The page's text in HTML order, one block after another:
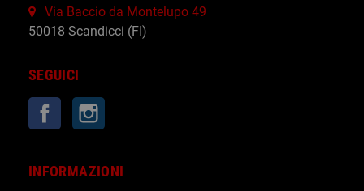
Via Baccio da Montelupo 49
50018 Scandicci (FI)
SEGUICI
Facebook
INFORMAZIONI